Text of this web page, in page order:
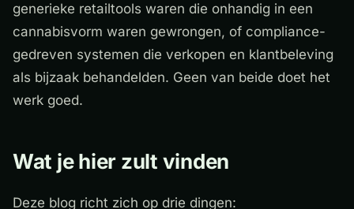
generieke retailtools waren die onhandig in een
cannabisvorm waren gewrongen, of compliance-
gedreven systemen die verkopen en klantbeleving
als bijzaak behandelden. Geen van beide doet het
werk goed.
Wat je hier zult vinden
Deze blog richt zich op drie dingen: